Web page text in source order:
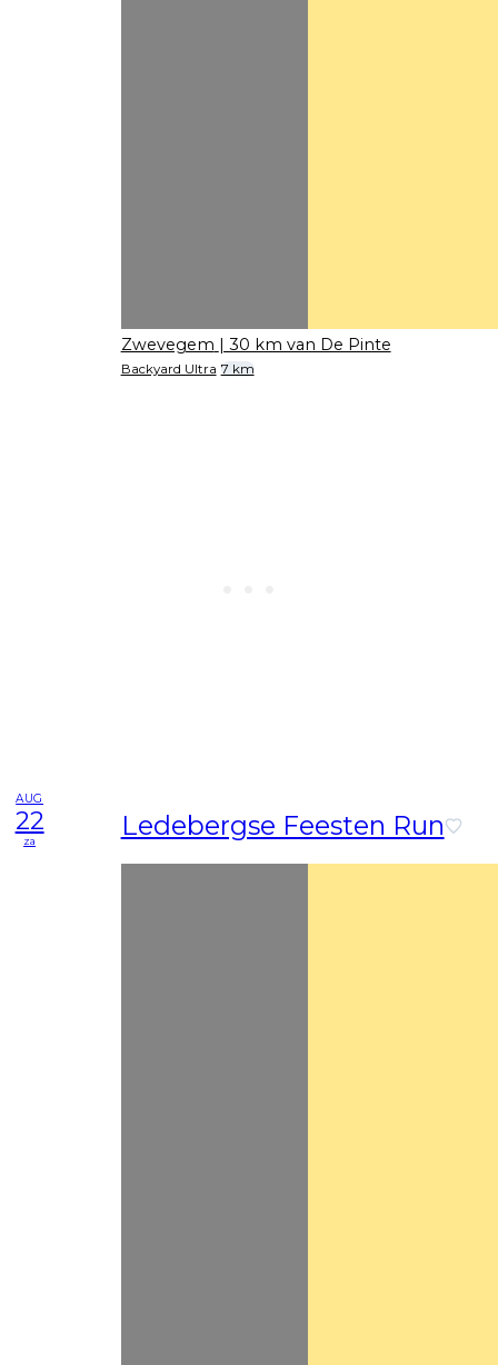
Zwevegem | 30 km van De Pinte
Backyard Ultra 7 km
AUG
22
za Ledebergse Feesten Run